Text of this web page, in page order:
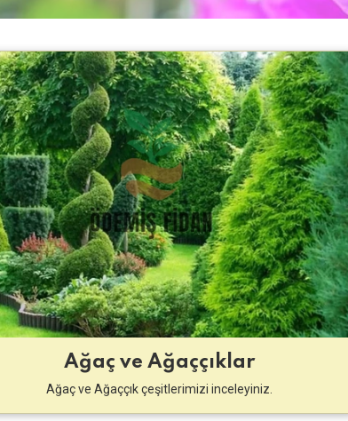
Ağaç ve Ağaççıklar
Ağaç ve Ağaççık çeşitlerimizi inceleyiniz.